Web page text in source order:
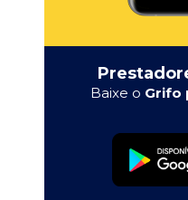
Baixe o Grifo